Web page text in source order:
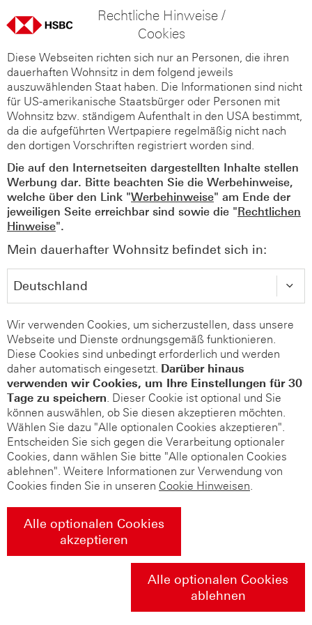
Rechtliche Hinweise /
Cookies
Diese Webseiten richten sich nur an Personen, die ihren
dauerhaften Wohnsitz in dem folgend jeweils
auszuwählenden Staat haben. Die Informationen sind nicht
für US-amerikanische Staatsbürger oder Personen mit
Wohnsitz bzw. ständigem Aufenthalt in den USA bestimmt,
da die aufgeführten Wertpapiere regelmäßig nicht nach
den dortigen Vorschriften registriert worden sind.
Die auf den Internetseiten dargestellten Inhalte stellen
Werbung dar. Bitte beachten Sie die Werbehinweise,
welche über den Link "Werbehinweise" am Ende der
jeweiligen Seite erreichbar sind sowie die "Rechtlichen
Hinweise".
Mein dauerhafter Wohnsitz befindet sich in:
Wir verwenden Cookies, um sicherzustellen, dass unsere
Webseite und Dienste ordnungsgemäß funktionieren.
Diese Cookies sind unbedingt erforderlich und werden
daher automatisch eingesetzt. Darüber hinaus
verwenden wir Cookies, um Ihre Einstellungen für 30
Tage zu speichern. Dieser Cookie ist optional und Sie
können auswählen, ob Sie diesen akzeptieren möchten.
Wählen Sie dazu "Alle optionalen Cookies akzeptieren".
Entscheiden Sie sich gegen die Verarbeitung optionaler
Cookies, dann wählen Sie bitte "Alle optionalen Cookies
ablehnen". Weitere Informationen zur Verwendung von
Cookies finden Sie in unseren Cookie Hinweisen.
Alle optionalen Cookies
akzeptieren
Alle optionalen Cookies
ablehnen